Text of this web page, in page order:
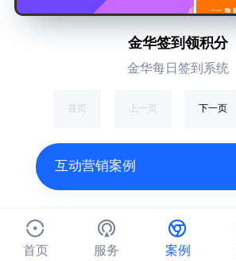
金华签到领积分
金华每日签到系统
首页 上一页 下一页
互动营销案例
首页 服务 案例